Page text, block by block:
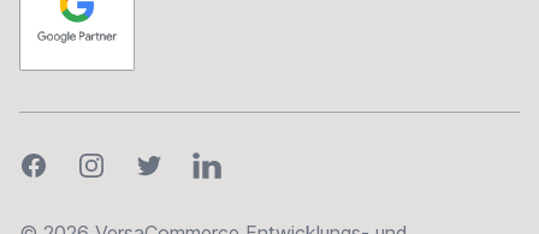
FacebookInstagramTwitterLinkedIn